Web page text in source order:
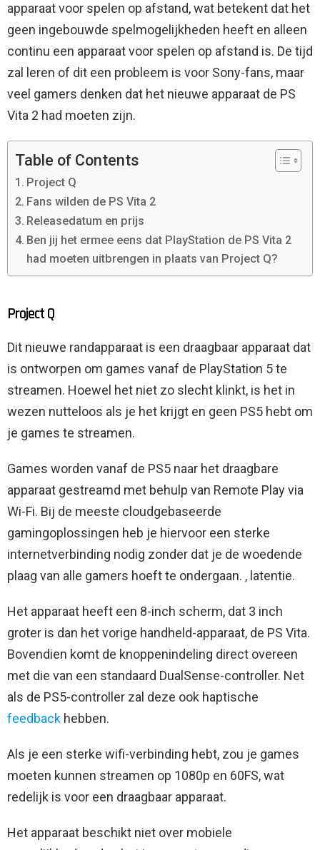
apparaat voor spelen op afstand, wat betekent dat het
geen ingebouwde spelmogelijkheden heeft en alleen
continu een apparaat voor spelen op afstand is. De tijd
zal leren of dit een probleem is voor Sony-fans, maar
veel gamers denken dat het nieuwe apparaat de PS
Vita 2 had moeten zijn.
Table of Contents
Project Q
Fans wilden de PS Vita 2
Releasedatum en prijs
Ben jij het ermee eens dat PlayStation de PS Vita 2
had moeten uitbrengen in plaats van Project Q?
Project Q
Dit nieuwe randapparaat is een draagbaar apparaat dat
is ontworpen om games vanaf de PlayStation 5 te
streamen. Hoewel het niet zo slecht klinkt, is het in
wezen nutteloos als je het krijgt en geen PS5 hebt om
je games te streamen.
Games worden vanaf de PS5 naar het draagbare
apparaat gestreamd met behulp van Remote Play via
Wi-Fi. Bij de meeste cloudgebaseerde
gamingoplossingen heb je hiervoor een sterke
internetverbinding nodig zonder dat je de woedende
plaag van alle gamers hoeft te ondergaan. , latentie.
Het apparaat heeft een 8-inch scherm, dat 3 inch
groter is dan het vorige handheld-apparaat, de PS Vita.
Bovendien komt de knoppenindeling direct overeen
met die van een standaard DualSense-controller. Net
als de PS5-controller zal deze ook haptische
feedback hebben.
Als je een sterke wifi-verbinding hebt, zou je games
moeten kunnen streamen op 1080p en 60FS, wat
redelijk is voor een draagbaar apparaat.
Het apparaat beschikt niet over mobiele